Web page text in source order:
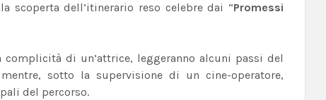
scoperta dell’itinerario reso celebre dai “Promessi
complicità di un’attrice, leggeranno alcuni passi del
sotto la supervisione di un cine-operatore,
del percorso.